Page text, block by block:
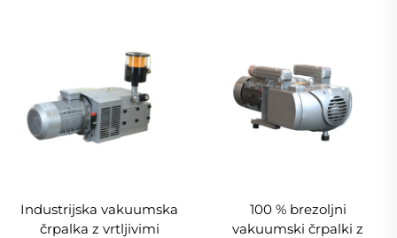
Industrijska vakuumska
črpalka z vrtljivimi
100 % brezoljni
vakuumski črpalki z